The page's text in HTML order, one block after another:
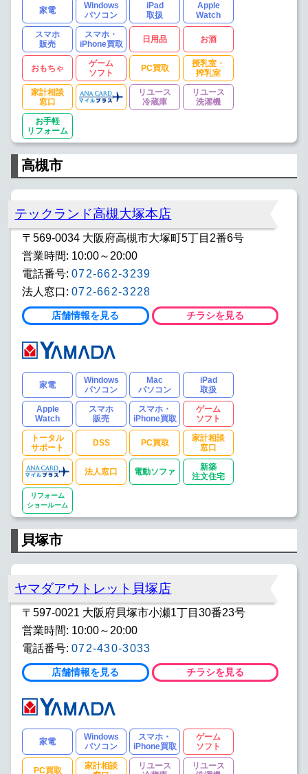
家電
Windows
パソコン
iPad
取扱
Apple
Watch
スマホ
販売
スマホ・
iPhone買取
日用品 お酒
おもちゃ
ゲーム
ソフト
PC買取
授乳室・
搾乳室
家計相談
窓口
リユース
冷蔵庫
リユース
洗濯機
お手軽
リフォーム
高槻市
テックランド高槻大塚本店
〒569-0034 大阪府高槻市大塚町5丁目2番6号
営業時間: 10:00～20:00
電話番号: 072-662-3239
法人窓口: 072-662-3228
店舗情報を見る チラシを見る
家電
Windows
パソコン
Mac
パソコン
iPad
取扱
Apple
Watch
スマホ
販売
スマホ・
iPhone買取
ゲーム
ソフト
トータル
サポート
DSS PC買取
家計相談
窓口
法人窓口 電動ソファ
新築
注文住宅
リフォーム
ショールーム
貝塚市
ヤマダアウトレット貝塚店
〒597-0021 大阪府貝塚市小瀬1丁目30番23号
営業時間: 10:00～20:00
電話番号: 072-430-3033
店舗情報を見る チラシを見る
家電
Windows
パソコン
スマホ・
iPhone買取
ゲーム
ソフト
PC買取
家計相談
リユース
リユース